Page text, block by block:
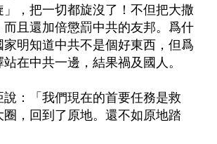
，把一切都旋沒了！不但把大撒
且還加倍懲罰中共的友邦。爲什
家明知道中共不是個好東西，但爲
在中共一邊，結果禍及國人。
：「我們現在的首要任務是救
圈，回到了原地。還不如原地踏